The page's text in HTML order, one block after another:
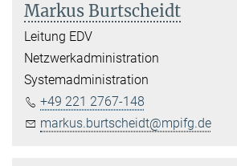
Markus Burtscheidt
Leitung EDV
Netzwerkadministration
Systemadministration
+49 221 2767-148
markus.burtscheidt@mpifg.de